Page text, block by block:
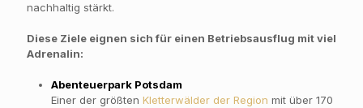
nachhaltig stärkt.
Diese Ziele eignen sich für einen Betriebsausflug mit viel
Adrenalin:
Abenteuerpark Potsdam
Einer der größten Kletterwälder der Region mit über 170